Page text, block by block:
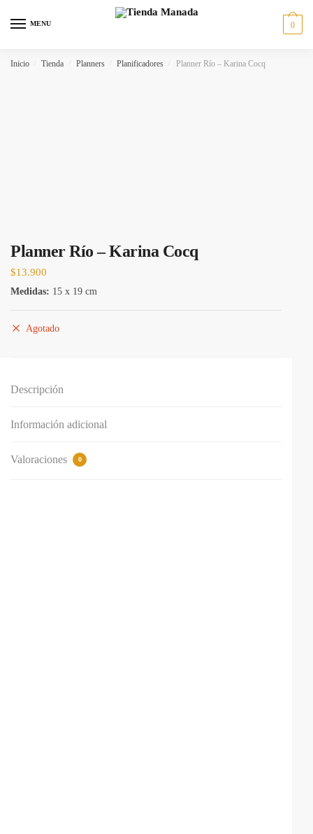
MENU 0
Inicio Tienda Planners Planificadores Planner Río – Karina Cocq
Planner Río – Karina Cocq
$13.900
Medidas: 15 x 19 cm
Agotado
Descripción
Información adicional
Valoraciones 0